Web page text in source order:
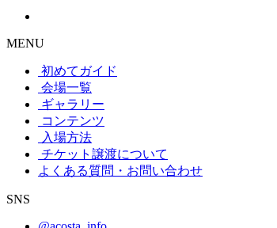
MENU
初めてガイド
会場一覧
ギャラリー
コンテンツ
入場方法
チケット譲渡について
よくある質問・お問い合わせ
SNS